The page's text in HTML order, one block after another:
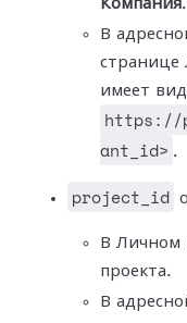
Компания.
В
странице
имеет
https://
ant_id> .
project_id
В Личном
проекта.
В